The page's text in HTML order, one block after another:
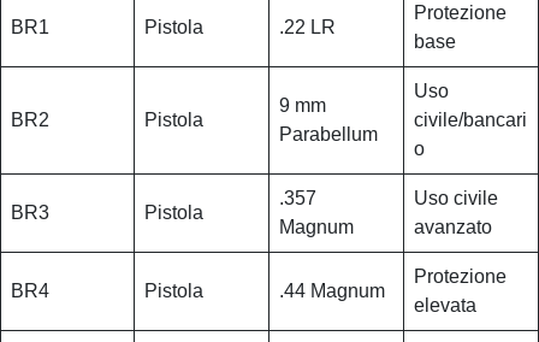
BR1 Pistola .22 LR
Protezione
base
BR2 Pistola
9 mm
Parabellum
Uso
civile/bancari
o
BR3 Pistola
.357
Magnum
Uso civile
avanzato
BR4 Pistola .44 Magnum
Protezione
elevata